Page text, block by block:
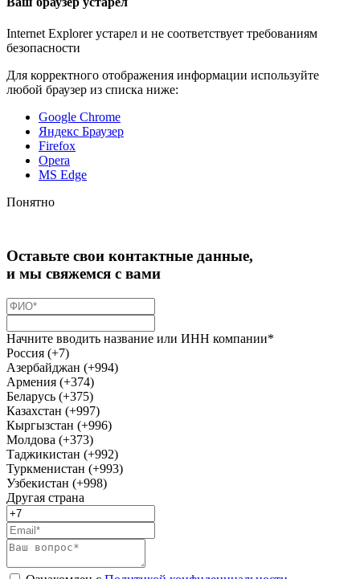
Internet Explorer устарел и не соответствует требованиям
безопасности
Для корректного отображения информации используйте
любой браузер из списка ниже:
Google Chrome
Яндекс Браузер
Firefox
Opera
MS Edge
Понятно
Оставьте свои контактные данные,
и мы свяжемся с вами
Начните вводить название или ИНН компании*
Россия (+7)
Азербайджан (+994)
Армения (+374)
Беларусь (+375)
Казахстан (+997)
Кыргызстан (+996)
Молдова (+373)
Таджикистан (+992)
Туркменистан (+993)
Узбекистан (+998)
Другая страна